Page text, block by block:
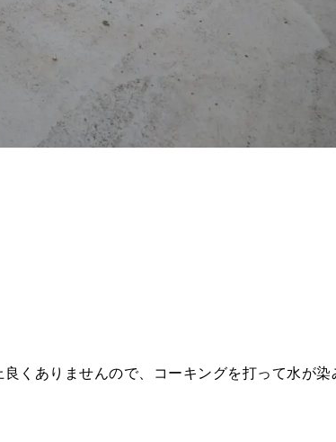
くありませんので、コーキングを打って水が染